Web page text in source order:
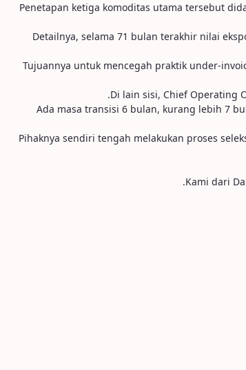
Penetapan ketiga komoditas utama tersebut
Detailnya, selama 71 bulan terakhir nilai
"Tujuannya untuk mencegah praktik under-
Di lain sisi, Chief Operating
"Ada masa transisi 6 bulan, kurang lebih 7
Pihaknya sendiri tengah melakukan proses